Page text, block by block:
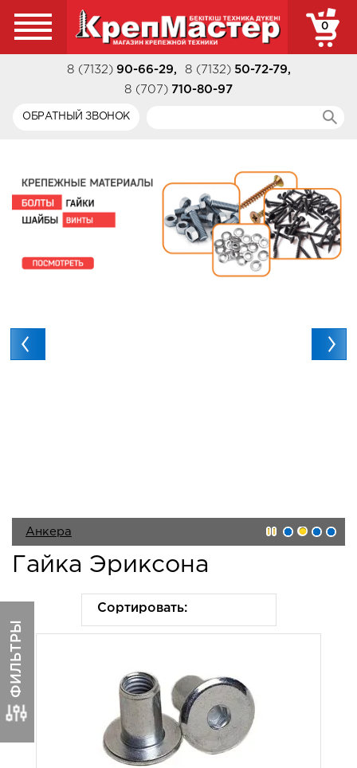
0
8 (7132) 90-66-29, 8 (7132) 50-72-79,
8 (707) 710-80-97
ОБРАТНЫЙ ЗВОНОК
Анкера
Саморезы
Гайка Эриксона
ФИЛЬТРЫ
Сортировать: